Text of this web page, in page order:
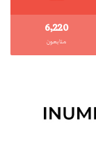
6٬220
متابعون